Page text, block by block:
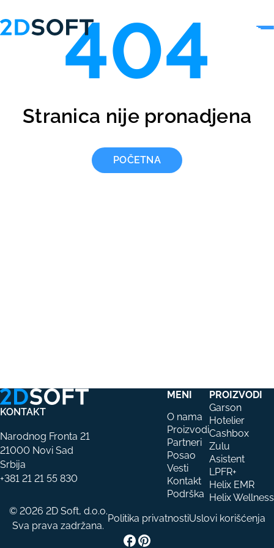
404
Stranica nije pronadjena
POČETNA
KONTAKT
Narodnog Fronta 21
21000 Novi Sad
Srbija
+381 21 21 55 830
MENI
O nama
Proizvodi
Partneri
Posao
Vesti
Kontakt
Podrška
PROIZVODI
Garson
Hotelier
Cashbox
Zulu
Asistent
LPFR+
Helix EMR
Helix Wellness
© 2026 2D Soft, d.o.o.
Sva prava zadržana.
Politika privatnosti Uslovi korišćenja